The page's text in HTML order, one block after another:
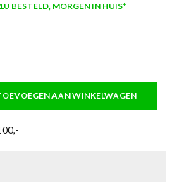
BESTELD, MORGEN IN HUIS*
AAN WINKELWAGEN